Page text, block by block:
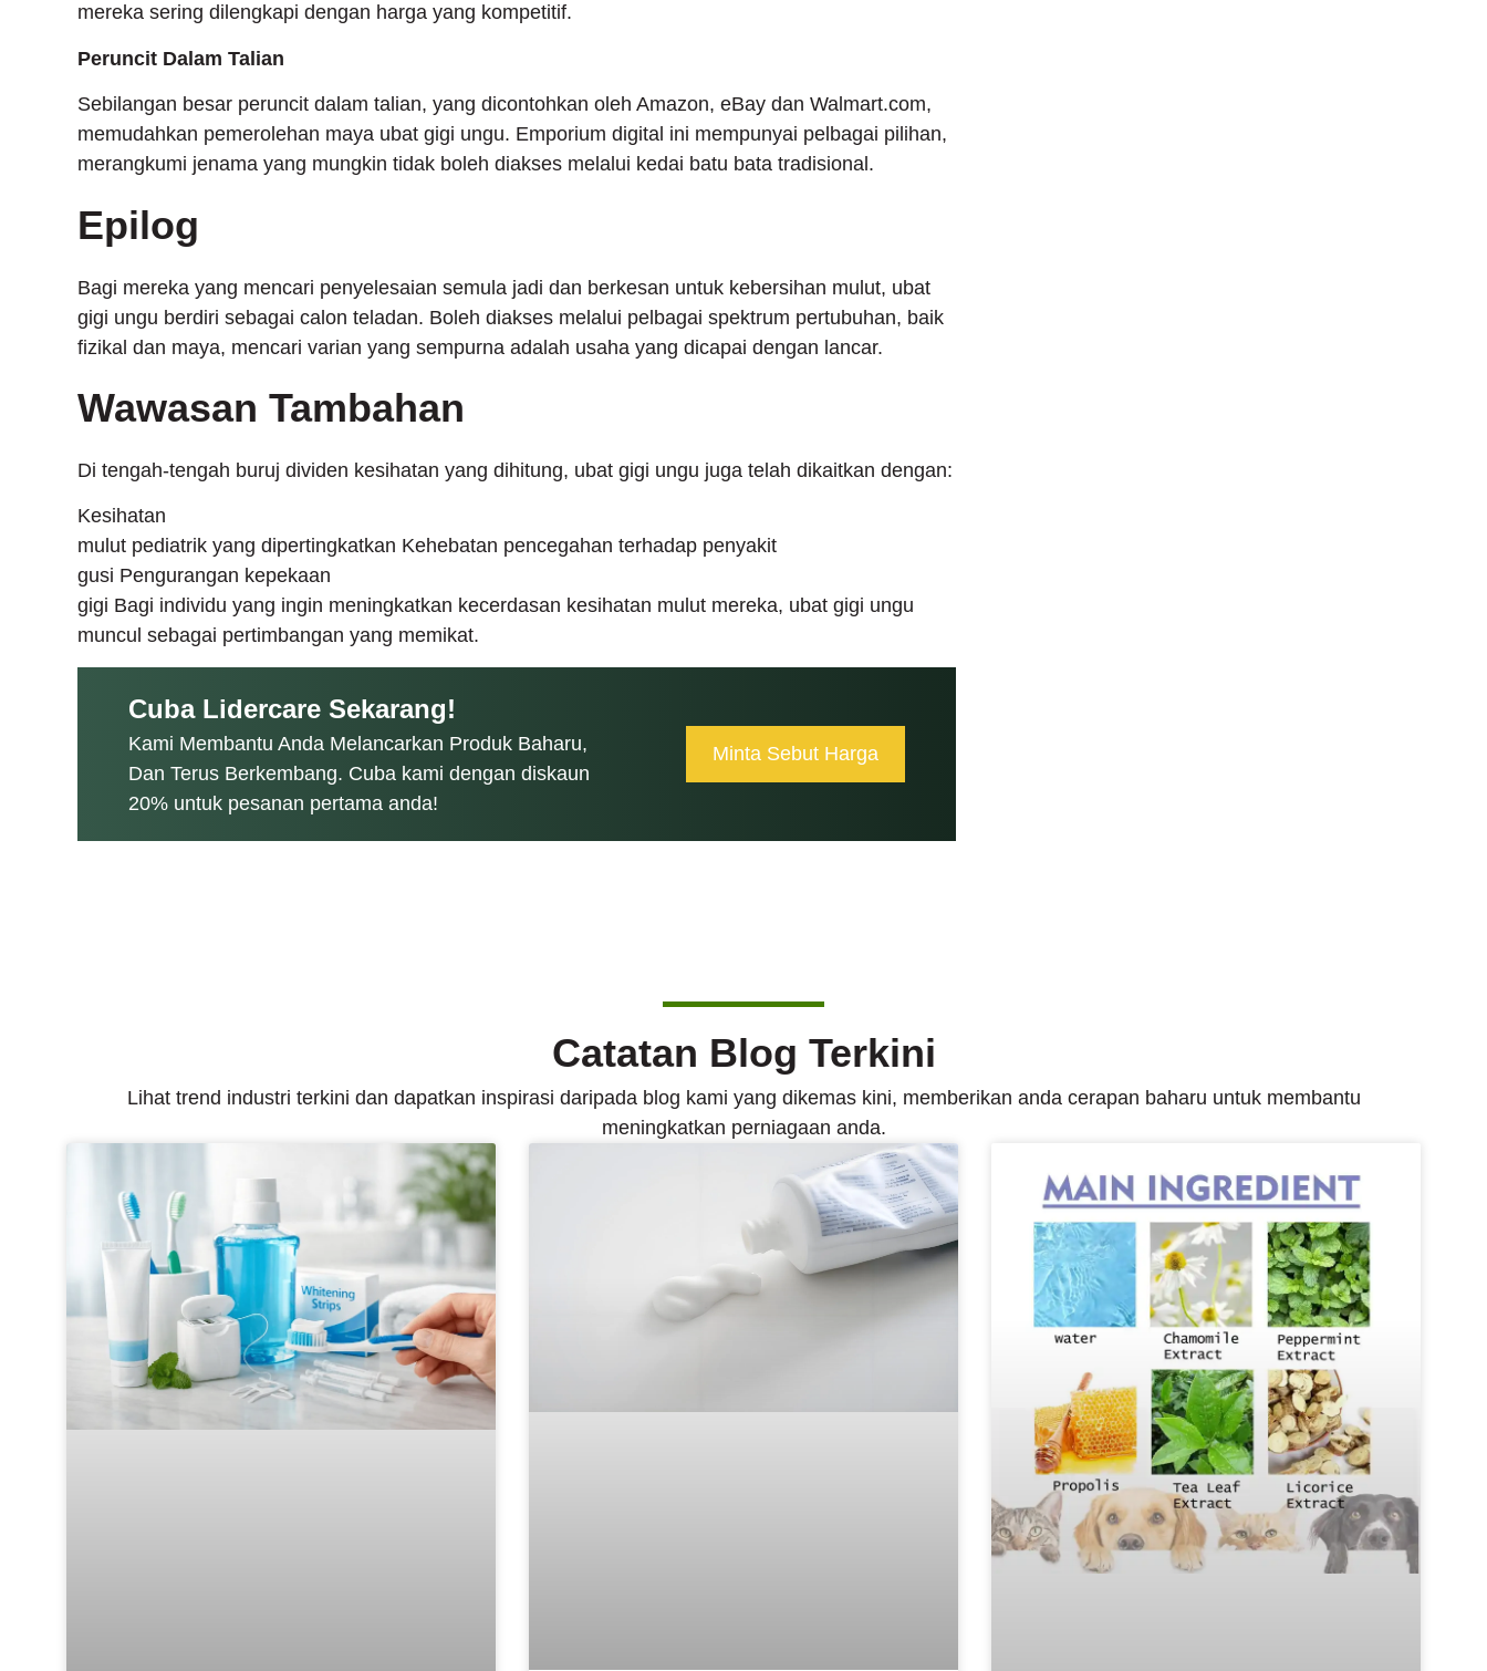
mereka sering dilengkapi dengan harga yang kompetitif.
Peruncit Dalam Talian
Sebilangan besar peruncit dalam talian, yang dicontohkan oleh Amazon, eBay dan Walmart.com,
memudahkan pemerolehan maya ubat gigi ungu. Emporium digital ini mempunyai pelbagai pilihan,
merangkumi jenama yang mungkin tidak boleh diakses melalui kedai batu bata tradisional.
Epilog
Bagi mereka yang mencari penyelesaian semula jadi dan berkesan untuk kebersihan mulut, ubat
gigi ungu berdiri sebagai calon teladan. Boleh diakses melalui pelbagai spektrum pertubuhan, baik
fizikal dan maya, mencari varian yang sempurna adalah usaha yang dicapai dengan lancar.
Wawasan Tambahan
Di tengah-tengah buruj dividen kesihatan yang dihitung, ubat gigi ungu juga telah dikaitkan dengan:
Kesihatan
mulut pediatrik yang dipertingkatkan Kehebatan pencegahan terhadap penyakit
gusi Pengurangan kepekaan
gigi Bagi individu yang ingin meningkatkan kecerdasan kesihatan mulut mereka, ubat gigi ungu
muncul sebagai pertimbangan yang memikat.
Cuba Lidercare Sekarang!
Kami Membantu Anda Melancarkan Produk Baharu,
Dan Terus Berkembang. Cuba kami dengan diskaun
20% untuk pesanan pertama anda!
Minta Sebut Harga
Catatan Blog Terkini
Lihat trend industri terkini dan dapatkan inspirasi daripada blog kami yang dikemas kini, memberikan anda cerapan baharu untuk membantu
meningkatkan perniagaan anda.